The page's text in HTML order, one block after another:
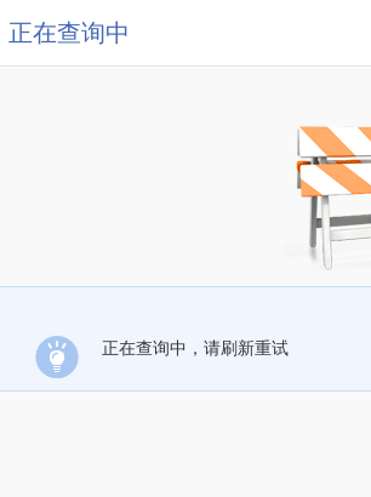
正在查询中
正在查询中，请刷新重试